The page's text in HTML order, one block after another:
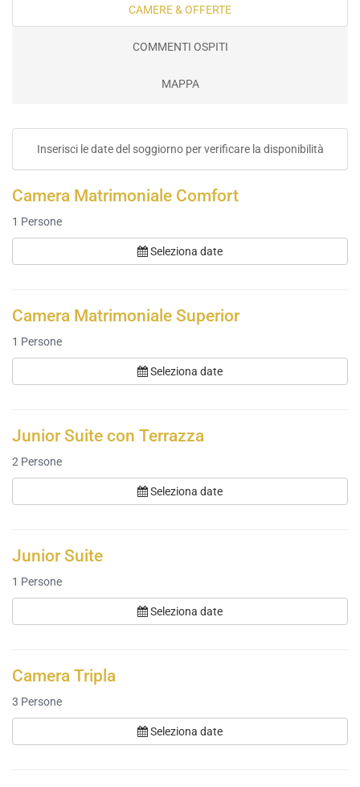
CAMERE & OFFERTE
COMMENTI OSPITI
MAPPA
Inserisci le date del soggiorno per verificare la disponibilità
Camera Matrimoniale Comfort
1 Persone
Seleziona date
Camera Matrimoniale Superior
1 Persone
Seleziona date
Junior Suite con Terrazza
2 Persone
Seleziona date
Junior Suite
1 Persone
Seleziona date
Camera Tripla
3 Persone
Seleziona date